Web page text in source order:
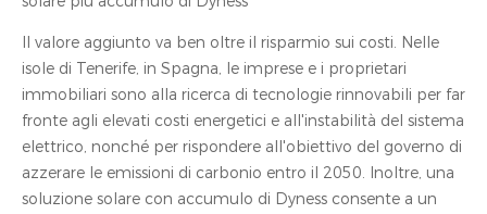
Il valore aggiunto va ben oltre il risparmio sui costi. Nelle
isole di Tenerife, in Spagna, le imprese e i proprietari
immobiliari sono alla ricerca di tecnologie rinnovabili per far
fronte agli elevati costi energetici e all'instabilità del sistema
elettrico, nonché per rispondere all'obiettivo del governo di
azzerare le emissioni di carbonio entro il 2050. Inoltre, una
soluzione solare con accumulo di Dyness consente a un